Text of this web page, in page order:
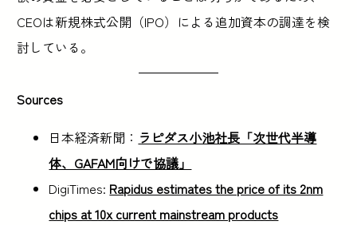
CEOは新規株式公開（IPO）による追加資本の調達を検
討している。
Sources
日本経済新聞： ラピダス小池社長「次世代半導
体、GAFAM向けで協議」
DigiTimes: Rapidus estimates the price of its 2nm
chips at 10x current mainstream products